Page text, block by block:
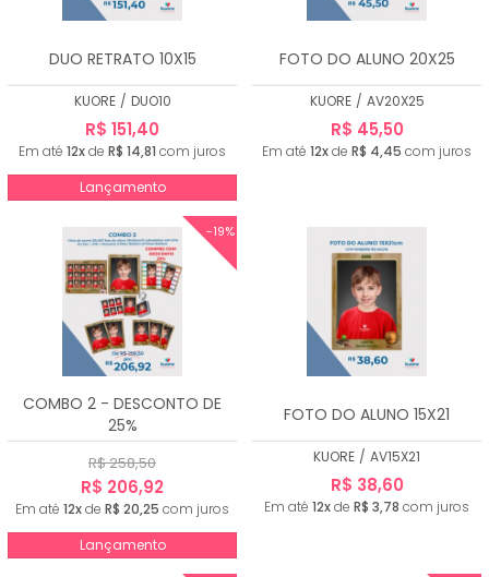
DUO RETRATO 10X15
KUORE / DUO10
R$ 151,40
Em até 12xde R$ 14,81 com juros
Lançamento
FOTO DO ALUNO 20X25
KUORE / AV20X25
R$ 45,50
Em até 12xde R$ 4,45 com juros
-19%
COMBO 2 - DESCONTO DE
25%
R$ 258,50
R$ 206,92
Em até 12xde R$ 20,25 com juros
Lançamento
FOTO DO ALUNO 15X21
KUORE / AV15X21
R$ 38,60
Em até 12xde R$ 3,78 com juros